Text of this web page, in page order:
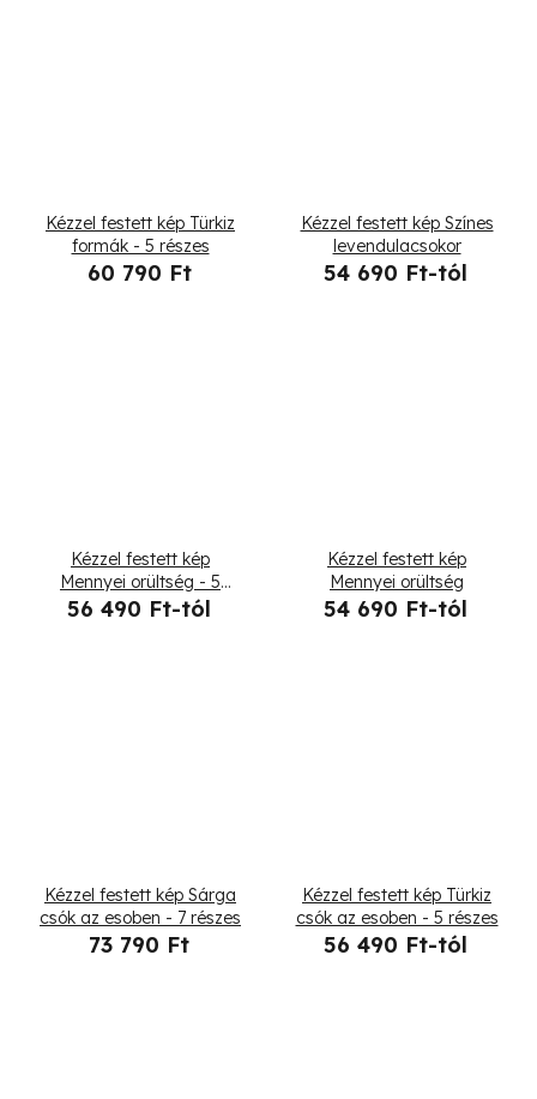
Kézzel festett kép Türkiz
formák - 5 részes
60 790 Ft
Kézzel festett kép Színes
levendulacsokor
54 690 Ft-tól
Kézzel festett kép
Mennyei orültség - 5
részes
56 490 Ft-tól
Kézzel festett kép
Mennyei orültség
54 690 Ft-tól
Kézzel festett kép Sárga
csók az esoben - 7 részes
73 790 Ft
Kézzel festett kép Türkiz
csók az esoben - 5 részes
56 490 Ft-tól